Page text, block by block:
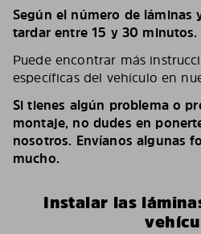
Según el número de láminas
tardar entre 15 y 30 minutos.
Puede encontrar más
específicas del vehículo en
Si tienes algún problema o
montaje, no dudes en
nosotros. Envíanos algunas
mucho.
Instalar las